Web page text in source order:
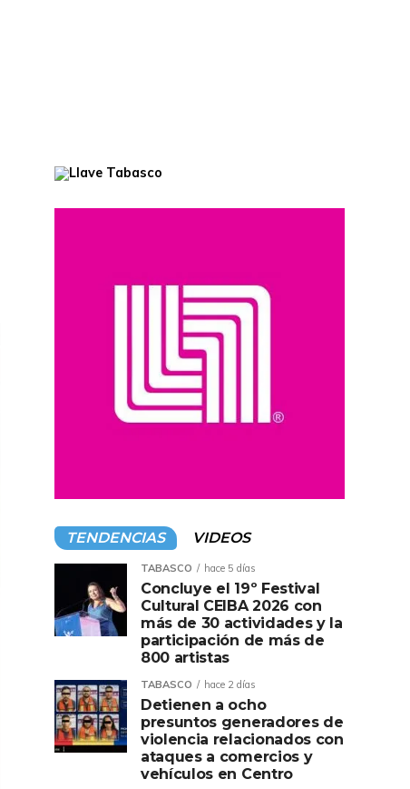
TENDENCIAS VIDEOS
TABASCO hace 5 días
Concluye el 19º Festival
Cultural CEIBA 2026 con
más de 30 actividades y la
participación de más de
800 artistas
TABASCO hace 2 días
Detienen a ocho
presuntos generadores de
violencia relacionados con
ataques a comercios y
vehículos en Centro